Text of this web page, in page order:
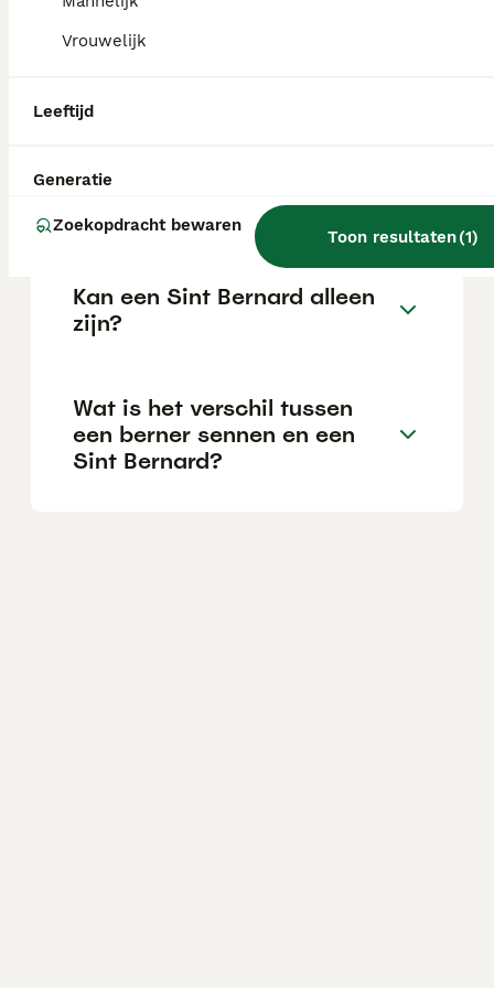
Vrouwelijk
Leeftijd
Generatie
Zoekopdracht bewaren
Toon resultaten(1)
Sint Bernard?
Hoe oud wordt een Sint
Bernard gemiddeld?
Kan een Sint Bernard alleen
zijn?
Wat is het verschil tussen
een berner sennen en een
Sint Bernard?